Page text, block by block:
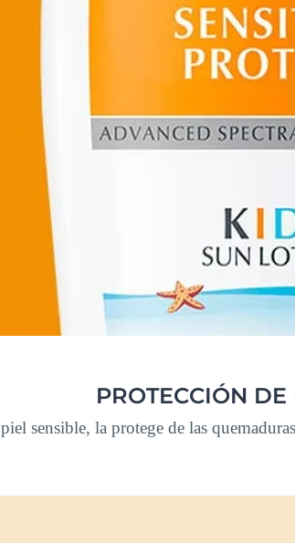
PROTECCIÓN
sensible, la protege de las